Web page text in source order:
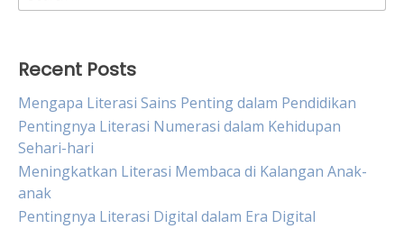
for:
Recent Posts
Mengapa Literasi Sains Penting dalam Pendidikan
Pentingnya Literasi Numerasi dalam Kehidupan
Sehari-hari
Meningkatkan Literasi Membaca di Kalangan Anak-
anak
Pentingnya Literasi Digital dalam Era Digital